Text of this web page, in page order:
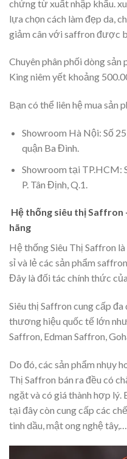
chứng từ xuất nhập khẩu.
lựa chọn cách làm đẹp da,
giảm cân với saffron được
Chuyên phân phối dòng
King niêm yết khoảng
Bạn có thể liên hệ mua sản
Showroom Hà Nội: Số
quận Ba Đình.
Showroom tại TP.HCM:
P. Tân Định, Q.1.
Hệ thống siêu thị Saffron
hãng
Hệ thống Siêu Thị Saffron
sỉ và lẻ các sản phẩm
Đây là đối tác chính thức
Siêu thị Saffron cung cấp
thương hiệu quốc tế lớn
Saffron, Edman Saffron,
Do đó, các sản phẩm nhụy
Thị Saffron bán ra đều có
ngặt và có giá thành hợp lý.
tại đây còn cung cấp các
tinh dầu, mật ong nghệ tây,…